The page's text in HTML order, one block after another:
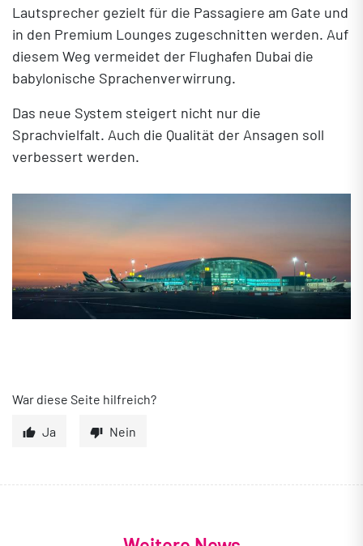
Lautsprecher gezielt für die Passagiere am Gate und
in den Premium Lounges zugeschnitten werden. Auf
diesem Weg vermeidet der Flughafen Dubai die
babylonische Sprachenverwirrung.
Das neue System steigert nicht nur die
Sprachvielfalt. Auch die Qualität der Ansagen soll
verbessert werden.
War diese Seite hilfreich?
Ja Nein